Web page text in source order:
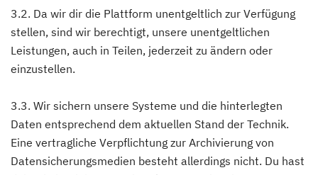
3.2. Da wir dir die Plattform unentgeltlich zur Verfügung
stellen, sind wir berechtigt, unsere unentgeltlichen
Leistungen, auch in Teilen, jederzeit zu ändern oder
einzustellen.
3.3. Wir sichern unsere Systeme und die hinterlegten
Daten entsprechend dem aktuellen Stand der Technik.
Eine vertragliche Verpflichtung zur Archivierung von
Datensicherungsmedien besteht allerdings nicht. Du hast